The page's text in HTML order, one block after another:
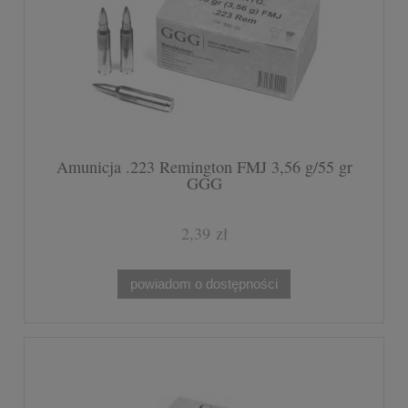
Amunicja .223 Remington FMJ 3,56 g/55 gr
GGG
2,39 zł
powiadom o dostępności